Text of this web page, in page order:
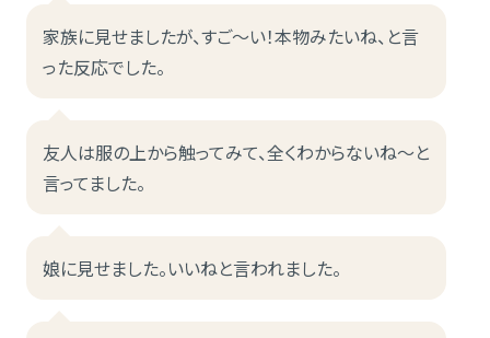
家族に見せましたが、すご〜い！本物みたいね、と言
った反応でした。
友人は服の上から触ってみて、全くわからないね～と
言ってました。
娘に見せました。いいねと言われました。